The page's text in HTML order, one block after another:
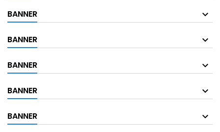
BANNER
BANNER
BANNER
BANNER
BANNER